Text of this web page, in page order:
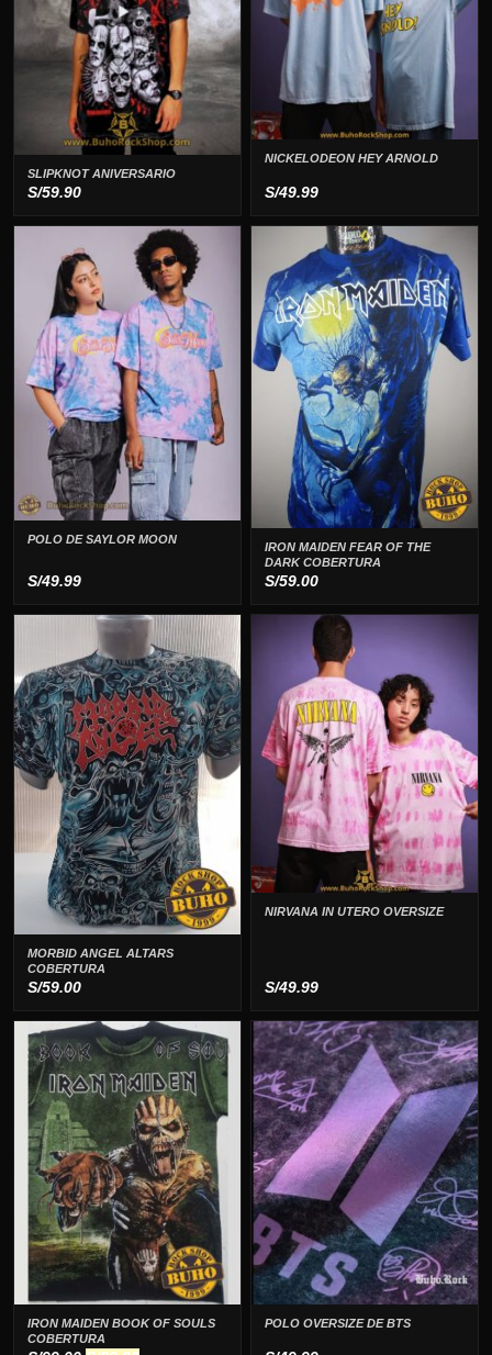
SLIPKNOT ANIVERSARIO
S/59.90
NICKELODEON HEY ARNOLD
S/49.99
POLO DE SAYLOR MOON
S/49.99
IRON MAIDEN FEAR OF THE
DARK COBERTURA
S/59.00
MORBID ANGEL ALTARS
COBERTURA
S/59.00
NIRVANA IN UTERO OVERSIZE
S/49.99
IRON MAIDEN BOOK OF SOULS
COBERTURA
POLO OVERSIZE DE BTS